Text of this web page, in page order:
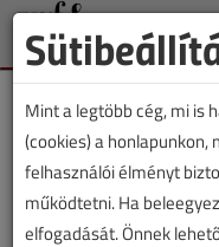
Lapszám:
Mint a legtöbb cég, mi is
(cookies) a
felhasználói élményt
működtetni. Ha
elfogadását. Önnek